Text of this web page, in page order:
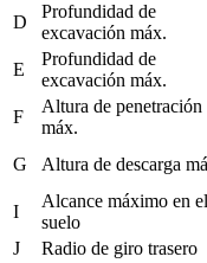
D
Profundidad de
excavación máx.
E
Profundidad de
excavación máx.
F
Altura de penetración
máx.
G
Altura de descarga
I
Alcance máximo en el
suelo
J
Radio de giro trasero